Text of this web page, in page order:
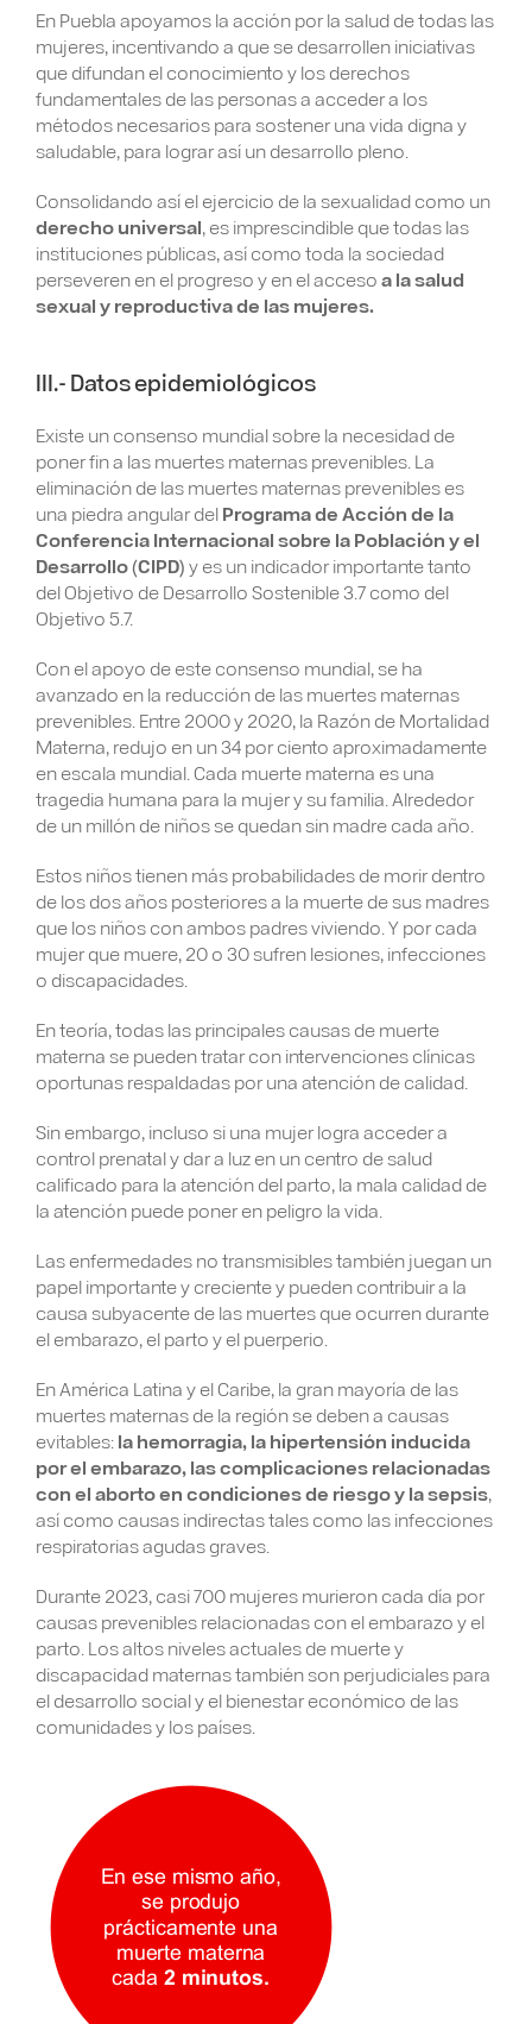
En Puebla apoyamos la acción por la salud de todas las
mujeres, incentivando a que se desarrollen iniciativas
que difundan el conocimiento y los derechos
fundamentales de las personas a acceder a los
métodos necesarios para sostener una vida digna y
saludable, para lograr así un desarrollo pleno.
Consolidando así el ejercicio de la sexualidad como un
derecho universal, es imprescindible que todas las
instituciones públicas, así como toda la sociedad
perseveren en el progreso y en el accesoa la salud
sexual y reproductiva de las mujeres.
III.- Datos epidemiológicos
Existe un consenso mundial sobre la necesidad de
poner fin a las muertes maternas prevenibles. La
eliminación de las muertes maternas prevenibles es
una piedra angular delPrograma de Acción de la
Conferencia Internacional sobre la Población y el
Desarrollo (CIPD)y es un indicador importante tanto
del Objetivo de Desarrollo Sostenible 3.7 como del
Objetivo 5.7.
Con el apoyo de este consenso mundial, se ha
avanzado en la reducción de las muertes maternas
prevenibles. Entre 2000 y 2020, la Razón de Mortalidad
Materna, redujo en un 34 por ciento aproximadamente
en escala mundial. Cada muerte materna es una
tragedia humana para la mujer y su familia. Alrededor
de un millón de niños se quedan sin madre cada año.
Estos niños tienen más probabilidades de morir dentro
de los dos años posteriores a la muerte de sus madres
que los niños con ambos padres viviendo. Y por cada
mujer que muere, 20 o 30 sufren lesiones, infecciones
o discapacidades.
En teoría, todas las principales causas de muerte
materna se pueden tratar con intervenciones clínicas
oportunas respaldadas por una atención de calidad.
Sin embargo, incluso si una mujer logra acceder a
control prenatal y dar a luz en un centro de salud
calificado para la atención del parto, la mala calidad de
la atención puede poner en peligro la vida.
Las enfermedades no transmisibles también juegan un
papel importante y creciente y pueden contribuir a la
causa subyacente de las muertes que ocurren durante
el embarazo, el parto y el puerperio.
En América Latina y el Caribe, la gran mayoría de las
muertes maternas de la región se deben a causas
evitables:la hemorragia, la hipertensión inducida
por el embarazo, las complicaciones relacionadas
con el aborto en condiciones de riesgo y la sepsis,
así como causas indirectas tales como las infecciones
respiratorias agudas graves.
Durante 2023, casi 700 mujeres murieron cada día por
causas prevenibles relacionadas con el embarazo y el
parto. Los altos niveles actuales de muerte y
discapacidad maternas también son perjudiciales para
el desarrollo social y el bienestar económico de las
comunidades y los países.